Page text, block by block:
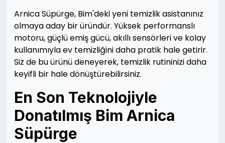
Arnica Süpürge, Bim'deki yeni temizlik asistanınız
olmaya aday bir üründür. Yüksek performanslı
motoru, güçlü emiş gücü, akıllı sensörleri ve kolay
kullanımıyla ev temizliğini daha pratik hale getirir.
Siz de bu ürünü deneyerek, temizlik rutininizi daha
keyifli bir hale dönüştürebilirsiniz.
En Son Teknolojiyle
Donatılmış Bim Arnica
Süpürge